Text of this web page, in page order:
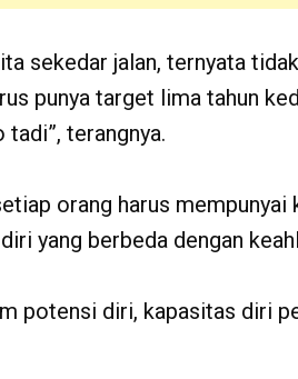
sekedar jalan, ternyata
punya target lima tahun
tadi”, terangnya.
orang harus
yang berbeda dengan
potensi diri, kapasitas diri